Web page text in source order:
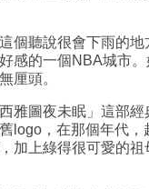
個聽說很會下雨的地
感的一個NBA城市
厘頭。
雅圖夜未眠」這部
logo，在那個年代
加上綠得很可愛的